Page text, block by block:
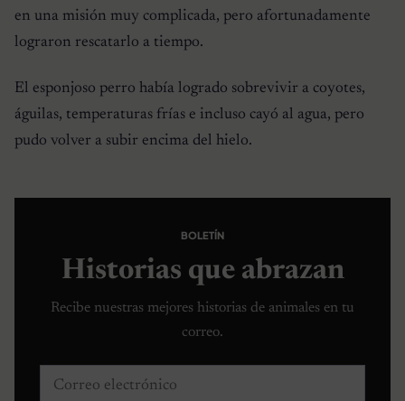
en una misión muy complicada, pero afortunadamente
lograron rescatarlo a tiempo.
El esponjoso perro había logrado sobrevivir a coyotes,
águilas, temperaturas frías e incluso cayó al agua, pero
pudo volver a subir encima del hielo.
BOLETÍN
Historias que abrazan
Recibe nuestras mejores historias de animales en tu
correo.
Correo electrónico